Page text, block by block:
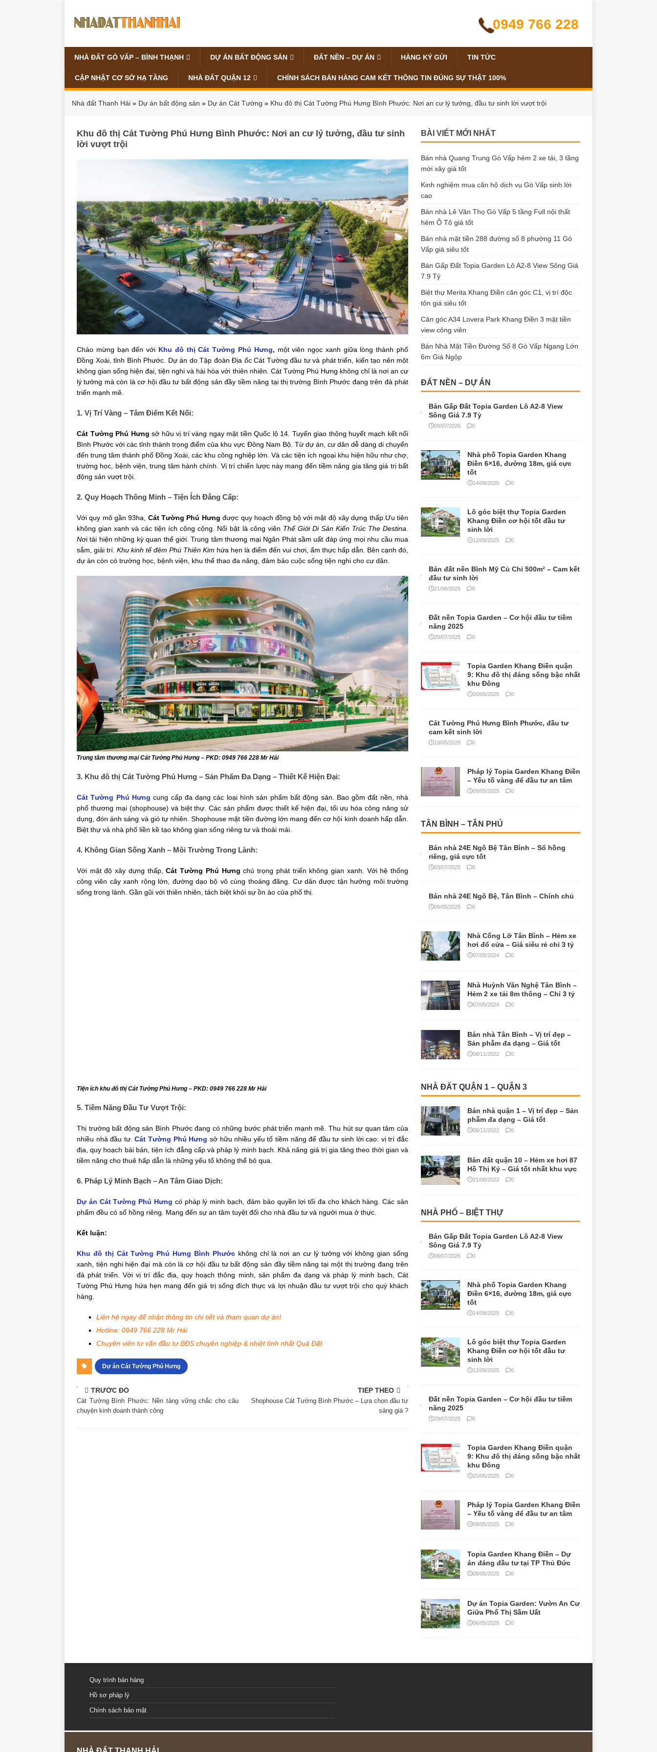
0949 766 228
NHÀ ĐẤT GÒ VẤP – BÌNH THẠNH DỰ ÁN BẤT ĐỘNG SẢN ĐẤT NỀN – DỰ ÁN HÀNG KÝ GỬI TIN TỨC
CẬP NHẬT CƠ SỞ HẠ TẦNG NHÀ ĐẤT QUẬN 12 CHÍNH SÁCH BÁN HÀNG CAM KẾT THÔNG TIN ĐÚNG SỰ THẬT 100%
Nhà đất Thanh Hải » Dự án bất động sản » Dự án Cát Tường » Khu đô thị Cát Tường Phú Hưng Bình Phước: Nơi an cư lý tưởng, đầu tư sinh lời vượt trội
Khu đô thị Cát Tường Phú Hưng Bình Phước: Nơi an cư lý tưởng, đầu tư sinh
lời vượt trội
Chào mừng bạn đến với Khu đô thị Cát Tường Phú Hưng, một viên ngọc xanh giữa lòng thành phố
Đồng Xoài, tỉnh Bình Phước. Dự án do Tập đoàn Địa ốc Cát Tường đầu tư và phát triển, kiến tạo nên một
không gian sống hiện đại, tiện nghi và hài hòa với thiên nhiên. Cát Tường Phú Hưng không chỉ là nơi an cư
lý tưởng mà còn là cơ hội đầu tư bất động sản đầy tiềm năng tại thị trường Bình Phước đang trên đà phát
triển mạnh mẽ.
1. Vị Trí Vàng – Tâm Điểm Kết Nối:
Cát Tường Phú Hưng sở hữu vị trí vàng ngay mặt tiền Quốc lộ 14. Tuyến giao thông huyết mạch kết nối
Bình Phước với các tỉnh thành trọng điểm của khu vực Đông Nam Bộ. Từ dự án, cư dân dễ dàng di chuyển
đến trung tâm thành phố Đồng Xoài, các khu công nghiệp lớn. Và các tiện ích ngoại khu hiện hữu như chợ,
trường học, bệnh viện, trung tâm hành chính. Vị trí chiến lược này mang đến tiềm năng gia tăng giá trị bất
động sản vượt trội.
2. Quy Hoạch Thông Minh – Tiện Ích Đẳng Cấp:
Với quy mô gần 93ha, Cát Tường Phú Hưng được quy hoạch đồng bộ với mật độ xây dựng thấp.Ưu tiên
không gian xanh và các tiện ích công cộng. Nổi bật là công viên Thế Giới Di Sản Kiến Trúc The Destina.
Nơi tái hiện những kỳ quan thế giới. Trung tâm thương mại Ngân Phát sầm uất đáp ứng mọi nhu cầu mua
sắm, giải trí.Khu kinh tế đêm Phú Thiên Kim hứa hẹn là điểm đến vui chơi, ẩm thực hấp dẫn. Bên cạnh đó,
dự án còn có trường học, bệnh viện, khu thể thao đa năng, đảm bảo cuộc sống tiện nghi cho cư dân.
Trung tâm thương mại Cát Tường Phú Hưng – PKD: 0949 766 228 Mr Hải
3. Khu đô thị Cát Tường Phú Hưng – Sản Phẩm Đa Dạng – Thiết Kế Hiện Đại:
Cát Tường Phú Hưng cung cấp đa dạng các loại hình sản phẩm bất động sản. Bao gồm đất nền, nhà
phố thương mại (shophouse) và biệt thự. Các sản phẩm được thiết kế hiện đại, tối ưu hóa công năng sử
dụng, đón ánh sáng và gió tự nhiên. Shophouse mặt tiền đường lớn mang đến cơ hội kinh doanh hấp dẫn.
Biệt thự và nhà phố liền kề tạo không gian sống riêng tư và thoải mái.
4. Không Gian Sống Xanh – Môi Trường Trong Lành:
Với mật độ xây dựng thấp,Cát Tường Phú Hưng chú trọng phát triển không gian xanh. Với hệ thống
công viên cây xanh rộng lớn, đường dạo bộ vô cùng thoáng đãng. Cư dân được tận hưởng môi trường
sống trong lành. Gần gũi với thiên nhiên, tách biệt khỏi sự ồn ào của phố thị.
Tiện ích khu đô thị Cát Tường Phú Hưng – PKD: 0949 766 228 Mr Hải
5. Tiềm Năng Đầu Tư Vượt Trội:
Thị trường bất động sản Bình Phước đang có những bước phát triển mạnh mẽ. Thu hút sự quan tâm của
nhiều nhà đầu tư.Cát Tường Phú Hưng sở hữu nhiều yếu tố tiềm năng để đầu tư sinh lời cao: vị trí đắc
địa, quy hoạch bài bản, tiện ích đẳng cấp và pháp lý minh bạch. Khả năng giá trị gia tăng theo thời gian và
tiềm năng cho thuê hấp dẫn là những yếu tố không thể bỏ qua.
6. Pháp Lý Minh Bạch – An Tâm Giao Dịch:
Dự án Cát Tường Phú Hưng có pháp lý minh bạch, đảm bảo quyền lợi tối đa cho khách hàng. Các sản
phẩm đều có sổ hồng riêng. Mang đến sự an tâm tuyệt đối cho nhà đầu tư và người mua ở thực.
Kết luận:
Khu đô thị Cát Tường Phú Hưng Bình Phướckhông chỉ là nơi an cư lý tưởng với không gian sống
xanh, tiện nghi hiện đại mà còn là cơ hội đầu tư bất động sản đầy tiềm năng tại một thị trường đang trên
đà phát triển. Với vị trí đắc địa, quy hoạch thông minh, sản phẩm đa dạng và pháp lý minh bạch, Cát
Tường Phú Hưng hứa hẹn mang đến giá trị sống đích thực và lợi nhuận đầu tư vượt trội cho quý khách
hàng.
Liên hệ ngay để nhận thông tin chi tiết và tham quan dự án!
Hotline: 0949 766 228 Mr Hải
Chuyên viên tư vấn đầu tư BĐS chuyên nghiệp & nhiệt tình nhất Quả Đất
Dự án Cát Tường Phú Hưng
TRƯỚC ĐÓ
Cát Tường Bình Phước: Nền tảng vững chắc cho câu
chuyện kinh doanh thành công
TIẾP THEO
Shophouse Cát Tường Bình Phước – Lựa chọn đầu tư
sáng giá ?
BÀI VIẾT MỚI NHẤT
Bán nhà Quang Trung Gò Vấp hẻm 2 xe tải, 3 tầng
mới xây giá tốt
Kinh nghiệm mua căn hộ dịch vụ Gò Vấp sinh lời
cao
Bán nhà Lê Văn Thọ Gò Vấp 5 tầng Full nội thất
hẻm Ô Tô giá tốt
Bán nhà mặt tiền 288 đường số 8 phường 11 Gò
Vấp giá siêu tốt
Bán Gấp Đất Topia Garden Lô A2-8 View Sông Giá
7.9 Tỷ
Biệt thự Merita Khang Điền căn góc C1, vị trí độc
tôn giá siêu tốt
Căn góc A34 Lovera Park Khang Điền 3 mặt tiền
view công viên
Bán Nhà Mặt Tiền Đường Số 8 Gò Vấp Ngang Lớn
6m Giá Ngộp
ĐẤT NỀN – DỰ ÁN
Bán Gấp Đất Topia Garden Lô A2-8 View
Sông Giá 7.9 Tỷ
09/07/2026 0
Nhà phố Topia Garden Khang
Điền 6×16, đường 18m, giá cực
tốt
14/09/2025 0
Lô góc biệt thự Topia Garden
Khang Điền cơ hội tốt đầu tư
sinh lời
12/09/2025 0
Bán đất nền Bình Mỹ Củ Chi 500m² – Cam kết
đầu tư sinh lời
21/08/2025 0
Đất nền Topia Garden – Cơ hội đầu tư tiềm
năng 2025
29/07/2025 0
Topia Garden Khang Điền quận
9: Khu đô thị đáng sống bậc nhất
khu Đông
20/05/2025 0
Cát Tường Phú Hưng Bình Phước, đầu tư
cam kết sinh lời
19/05/2025 0
Pháp lý Topia Garden Khang Điền
– Yếu tố vàng để đầu tư an tâm
09/05/2025 0
TÂN BÌNH – TÂN PHÚ
Bán nhà 24E Ngô Bệ Tân Bình – Sổ hồng
riêng, giá cực tốt
03/07/2025 0
Bán nhà 24E Ngô Bệ, Tân Bình – Chính chủ
09/05/2025 0
Nhà Cống Lỡ Tân Bình – Hẻm xe
hơi đổ cửa – Giá siêu rẻ chỉ 3 tỷ
07/05/2024 0
Nhà Huỳnh Văn Nghệ Tân Bình –
Hẻm 2 xe tải 8m thông – Chỉ 3 tỷ
07/05/2024 0
Bán nhà Tân Bình – Vị trí đẹp –
Sản phẫm đa dạng – Giá tốt
08/11/2022 0
NHÀ ĐẤT QUẬN 1 – QUẬN 3
Bán nhà quận 1 – Vị trí đẹp – Sản
phẫm đa dạng – Giá tốt
08/11/2022 0
Bán đất quận 10 – Hẻm xe hơi 87
Hồ Thị Kỷ – Giá tốt nhất khu vực
21/08/2022 0
NHÀ PHỐ – BIỆT THỰ
Bán Gấp Đất Topia Garden Lô A2-8 View
Sông Giá 7.9 Tỷ
09/07/2026 0
Nhà phố Topia Garden Khang
Điền 6×16, đường 18m, giá cực
tốt
14/09/2025 0
Lô góc biệt thự Topia Garden
Khang Điền cơ hội tốt đầu tư
sinh lời
12/09/2025 0
Đất nền Topia Garden – Cơ hội đầu tư tiềm
năng 2025
29/07/2025 0
Topia Garden Khang Điền quận
9: Khu đô thị đáng sống bậc nhất
khu Đông
20/05/2025 0
Pháp lý Topia Garden Khang Điền
– Yếu tố vàng để đầu tư an tâm
09/05/2025 0
Topia Garden Khang Điền – Dự
án đáng đầu tư tại TP Thủ Đức
08/05/2025 0
Dự án Topia Garden: Vườn An Cư
Giữa Phố Thị Sầm Uất
06/05/2025 0
Quy trình bán hàng
Hồ sơ pháp lý
Chính sách bảo mật